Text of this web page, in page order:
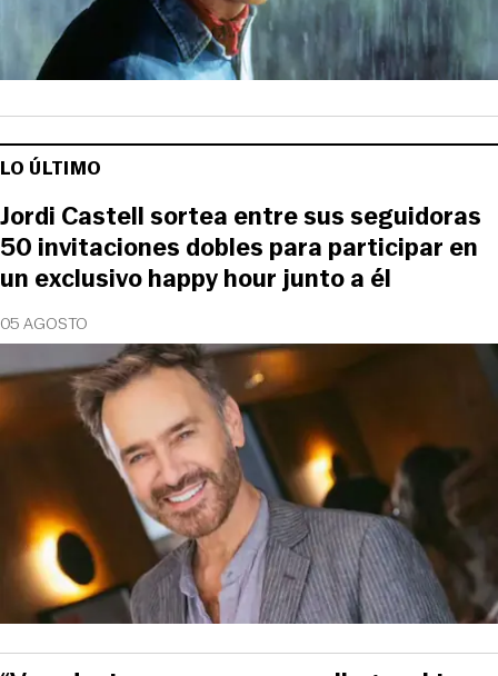
LO ÚLTIMO
05 AGOSTO
Jordi Castell sortea entre sus seguidoras
50 invitaciones dobles para participar en
un exclusivo happy hour junto a él